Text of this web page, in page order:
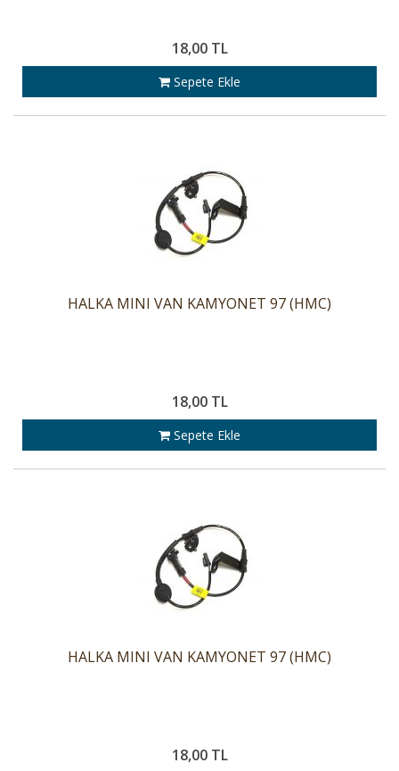
18,00 TL
Sepete Ekle
HALKA MINI VAN KAMYONET 97 (HMC)
18,00 TL
Sepete Ekle
HALKA MINI VAN KAMYONET 97 (HMC)
18,00 TL